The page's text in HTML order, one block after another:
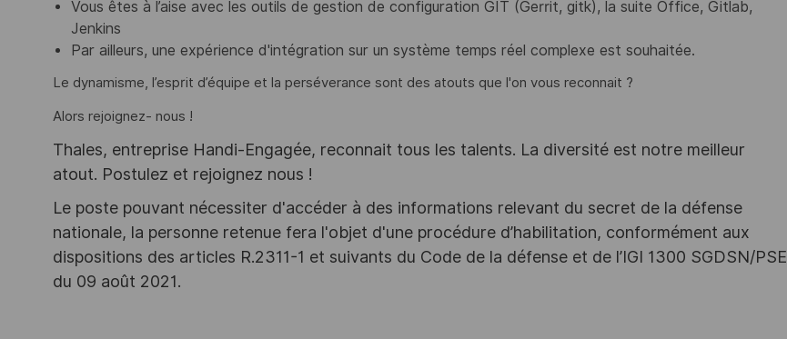
Vous êtes à l’aise avec les outils de gestion de configuration GIT (Gerrit, gitk), la suite Office, Gitlab,
Jenkins
Par ailleurs, une expérience d'intégration sur un système temps réel complexe est souhaitée.
Le dynamisme, l’esprit d’équipe et la perséverance sont des atouts que l'on vous reconnait ?
Alors rejoignez- nous !
Thales, entreprise Handi-Engagée, reconnait tous les talents. La diversité est notre meilleur
atout. Postulez et rejoignez nous !
Le poste pouvant nécessiter d'accéder à des informations relevant du secret de la défense
nationale, la personne retenue fera l'objet d'une procédure d’habilitation, conformément aux
dispositions des articles R.2311-1 et suivants du Code de la défense et de l’IGI 1300 SGDSN/PSE
du 09 août 2021.